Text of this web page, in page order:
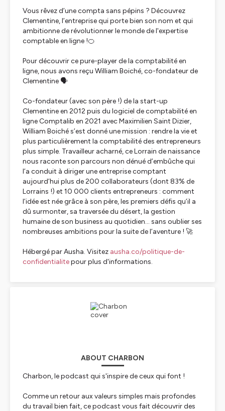
Vous rêvez d’une compta sans pépins ? Découvrez
Clementine, l’entreprise qui porte bien son nom et qui
ambitionne de révolutionner le monde de l'expertise
comptable en ligne !🍊
Pour découvrir ce pure-player de la comptabilité en
ligne, nous avons reçu William Boiché, co-fondateur de
Clementine 🗣️
Co-fondateur (avec son père !) de la start-up
Clementine en 2012 puis du logiciel de comptabilité en
ligne Comptalib en 2021 avec Maximilien Saint Dizier,
William Boiché s’est donné une mission : rendre la vie et
plus particulièrement la comptabilité des entrepreneurs
plus simple. Travailleur acharné, ce Lorrain de naissance
nous raconte son parcours non dénué d’embûche qui
l’a conduit à diriger une entreprise comptant
aujourd’hui plus de 200 collaborateurs (dont 83% de
Lorrains !) et 10 000 clients entrepreneurs : comment
l’idée est née grâce à son père, les premiers défis qu’il a
dû surmonter, sa traversée du désert, la gestion
humaine de son business au quotidien… sans oublier ses
nombreuses ambitions pour la suite de l’aventure ! 🚀
Hébergé par Ausha. Visitez ausha.co/politique-de-
confidentialitepour plus d'informations.
ABOUT CHARBON
Charbon, le podcast qui s'inspire de ceux qui font !
Comme un retour aux valeurs simples mais profondes
du travail bien fait, ce podcast vous fait découvrir des